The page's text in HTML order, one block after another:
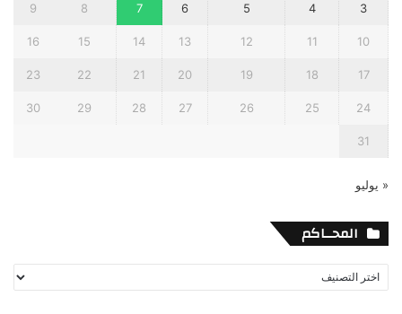
3
4
5
6
7
8
9
10
11
12
13
14
15
16
17
18
19
20
21
22
23
24
25
26
27
28
29
30
31
« يوليو
المحــاكم
المحــاكم